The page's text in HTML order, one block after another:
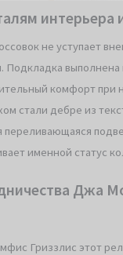
интерьера
не уступает
Подкладка
комфорт при
стали дебре из
переливающаяся
именной статус
Джа
Гриззлис этот